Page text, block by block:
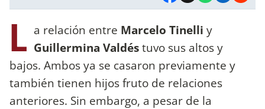
L a relación entre Marcelo Tinelli y
Guillermina Valdéstuvo sus altos y
bajos. Ambos ya se casaron previamente y
también tienen hijos fruto de relaciones
anteriores. Sin embargo, a pesar de la